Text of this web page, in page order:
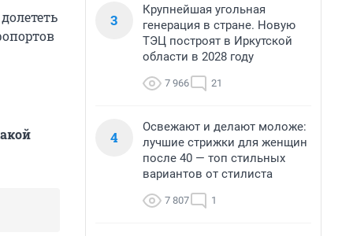
3
Крупнейшая угольная
генерация в стране. Новую
ТЭЦ построят в Иркутской
области в 2028 году
7 966 21
4
Освежают и делают моложе:
лучшие стрижки для женщин
после 40 — топ стильных
вариантов от стилиста
7 807 1